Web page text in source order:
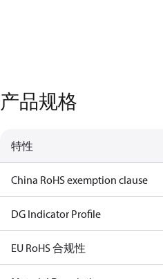
产品规格
特性
China RoHS exemption clause
DG Indicator Profile
EU RoHS 合规性